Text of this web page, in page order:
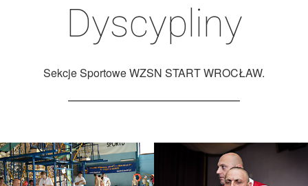
Dyscypliny
Sekcje Sportowe WZSN START WROCŁAW.